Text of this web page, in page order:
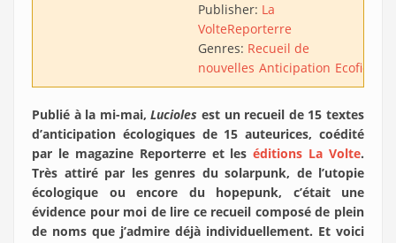
Publisher: La
VolteReporterre
Genres: Recueil de
nouvelles Anticipation Ecofiction
Publié à la mi-mai,Lucioles est un recueil de 15 textes
d’anticipation écologiques de 15 auteurices, coédité
par le magazine Reporterre et leséditions La Volte.
Très attiré par les genres du solarpunk, de l’utopie
écologique ou encore du hopepunk, c’était une
évidence pour moi de lire ce recueil composé de plein
de noms que j’admire déjà individuellement. Et voici